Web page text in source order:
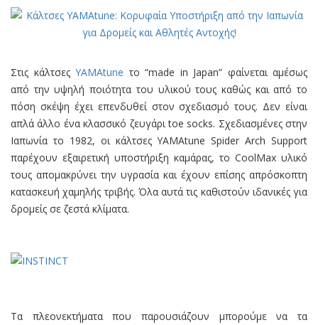
Στις κάλτσες YAMAtune το “made in Japan” φαίνεται αμέσως
από την υψηλή ποιότητα του υλικού τους καθώς και από το
πόση σκέψη έχει επενδυθεί στον σχεδιασμό τους. Δεν είναι
απλά άλλο ένα κλασσικό ζευγάρι toe socks. Σχεδιασμένες στην
Ιαπωνία το 1982, οι κάλτσες YAMAtune Spider Arch Support
παρέχουν εξαιρετική υποστήριξη καμάρας, το CoolMax υλικό
τους απομακρύνει την υγρασία και έχουν επίσης απρόσκοπτη
κατασκευή χαμηλής τριβής. Όλα αυτά τις καθιστούν ιδανικές για
δρομείς σε ζεστά κλίματα.
Τα πλεονεκτήματα που παρουσιάζουν μπορούμε να τα